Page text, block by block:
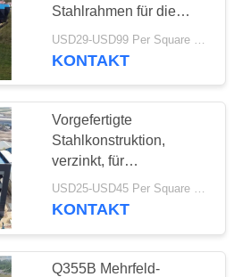
Stahlrahmen für die
Schwerindustrie
USD29-USD99 Per Square Meter MOQ:500 Quadratmeter
KONTAKT
Vorgefertigte
Stahlkonstruktion,
verzinkt, für
Industriegebäude
USD25-USD45 Per Square Meter MOQ:200 Quadratmeter
KONTAKT
Q355B Mehrfeld-